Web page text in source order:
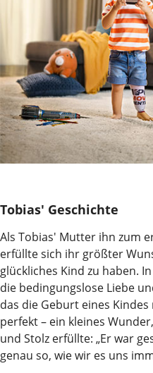
Tobias' Geschichte
Als Tobias' Mutter ihn zum
erfüllte sich ihr größter
glückliches Kind zu haben.
die bedingungslose Liebe
das die Geburt eines
perfekt – ein kleines
und Stolz erfüllte: „Er war
genau so, wie wir es uns